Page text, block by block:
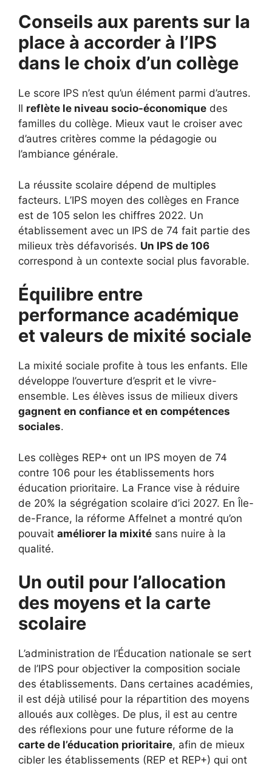
Conseils aux parents sur la
place à accorder à l’IPS
dans le choix d’un collège
Le score IPS n’est qu’un élément parmi d’autres.
Il reflète le niveau socio-économique des
familles du collège. Mieux vaut le croiser avec
d’autres critères comme la pédagogie ou
l’ambiance générale.
La réussite scolaire dépend de multiples
facteurs. L’IPS moyen des collèges en France
est de 105 selon les chiffres 2022. Un
établissement avec un IPS de 74 fait partie des
milieux très défavorisés. Un IPS de 106
correspond à un contexte social plus favorable.
Équilibre entre
performance académique
et valeurs de mixité sociale
La mixité sociale profite à tous les enfants. Elle
développe l’ouverture d’esprit et le vivre-
ensemble. Les élèves issus de milieux divers
gagnent en confiance et en compétences
sociales.
Les collèges REP+ ont un IPS moyen de 74
contre 106 pour les établissements hors
éducation prioritaire. La France vise à réduire
de 20% la ségrégation scolaire d’ici 2027. En Île-
de-France, la réforme Affelnet a montré qu’on
pouvait améliorer la mixité sans nuire à la
qualité.
Un outil pour l’allocation
des moyens et la carte
scolaire
L’administration de l’Éducation nationale se sert
de l’IPS pour objectiver la composition sociale
des établissements. Dans certaines académies,
il est déjà utilisé pour la répartition des moyens
alloués aux collèges. De plus, il est au centre
des réflexions pour une future réforme de la
carte de l’éducation prioritaire, afin de mieux
cibler les établissements (REP et REP+) qui ont